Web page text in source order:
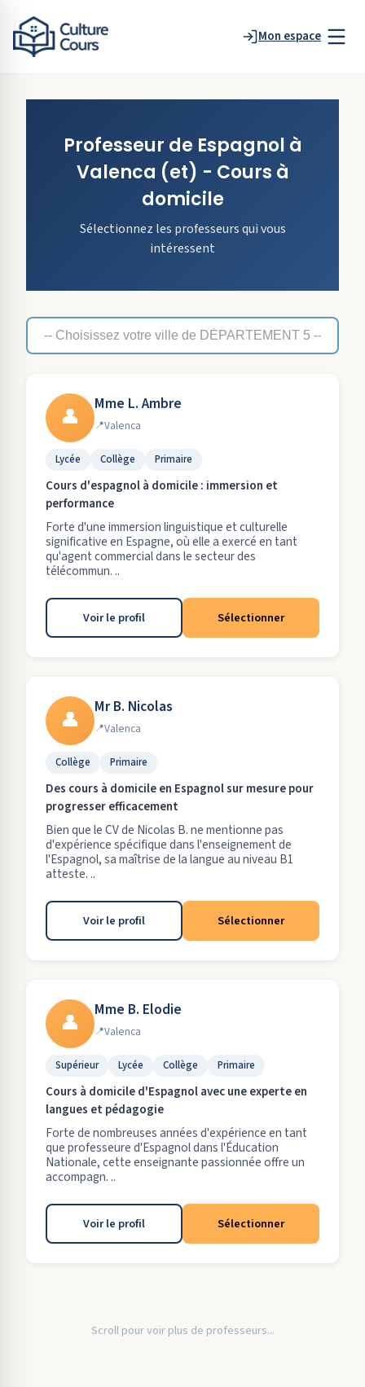
Mon espace
Professeur de Espagnol à
Valenca (et) - Cours à
domicile
Sélectionnez les professeurs qui vous
intéressent
👤 Mme L. Ambre
Valenca
Lycée Collège Primaire
Cours d'espagnol à domicile : immersion et
performance
Forte d'une immersion linguistique et culturelle
significative en Espagne, où elle a exercé en tant
qu'agent commercial dans le secteur des
télécommun. ..
Voir le profil Sélectionner
👤 Mr B. Nicolas
Valenca
Collège Primaire
Des cours à domicile en Espagnol sur mesure pour
progresser efficacement
Bien que le CV de Nicolas B. ne mentionne pas
d'expérience spécifique dans l'enseignement de
l'Espagnol, sa maîtrise de la langue au niveau B1
atteste. ..
Voir le profil Sélectionner
👤 Mme B. Elodie
Valenca
Supérieur Lycée Collège Primaire
Cours à domicile d'Espagnol avec une experte en
langues et pédagogie
Forte de nombreuses années d'expérience en tant
que professeure d'Espagnol dans l'Éducation
Nationale, cette enseignante passionnée offre un
accompagn. ..
Voir le profil Sélectionner
Scroll pour voir plus de professeurs...